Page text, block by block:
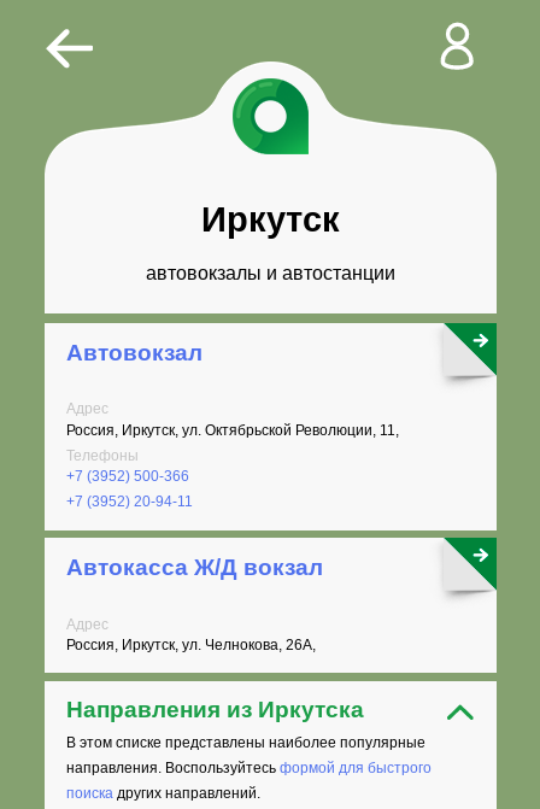
Иркутск
автовокзалы и автостанции
Автовокзал
Адрес
Россия, Иркутск, ул. Октябрьской Революции, 11,
Телефоны
+7 (3952) 500-366
+7 (3952) 20-94-11
Автокасса Ж/Д вокзал
Адрес
Россия, Иркутск, ул. Челнокова, 26А,
Направления из Иркутска
В этом списке представлены наиболее популярные
направления. Воспользуйтесьформой для быстрого
поиска других направлений.